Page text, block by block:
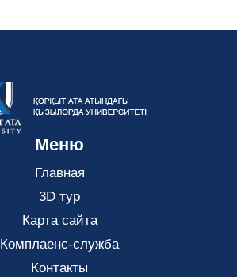
Меню
Главная
3D тур
Карта сайта
Комплаенс-служба
Контакты